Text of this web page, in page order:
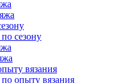
сезону
вязания
опыту вязания